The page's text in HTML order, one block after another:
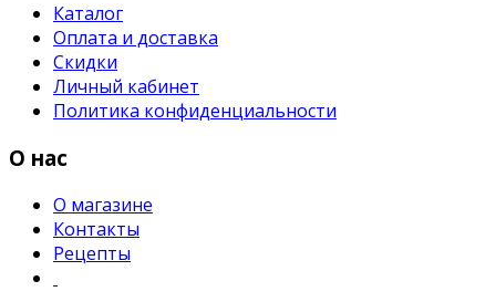
Каталог
Оплата и доставка
Скидки
Личный кабинет
Политика конфиденциальности
О нас
О магазине
Контакты
Рецепты